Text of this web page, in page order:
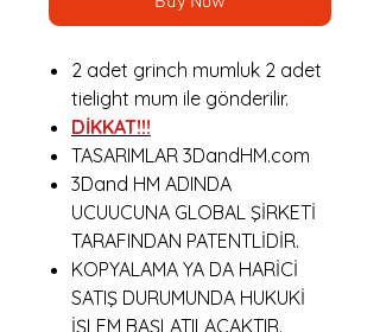
2 adet grinch mumluk 2 adet
tielight mum ile gönderilir.
DİKKAT!!!
TASARIMLAR 3DandHM.com
3Dand HM ADINDA
UCUUCUNA GLOBAL ŞİRKETİ
TARAFINDAN PATENTLİDİR.
KOPYALAMA YA DA HARİCİ
SATIŞ DURUMUNDA HUKUKİ
İŞLEM BAŞLATILACAKTIR.